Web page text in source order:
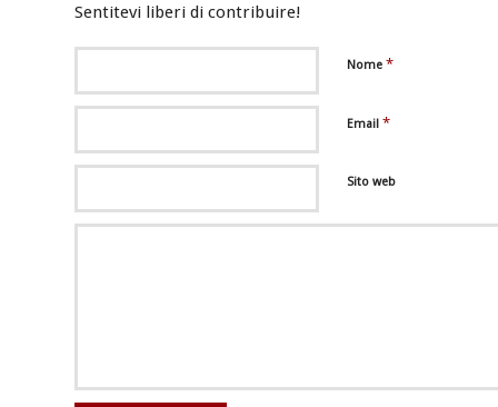
Sentitevi liberi di contribuire!
Nome *
Email *
Sito web